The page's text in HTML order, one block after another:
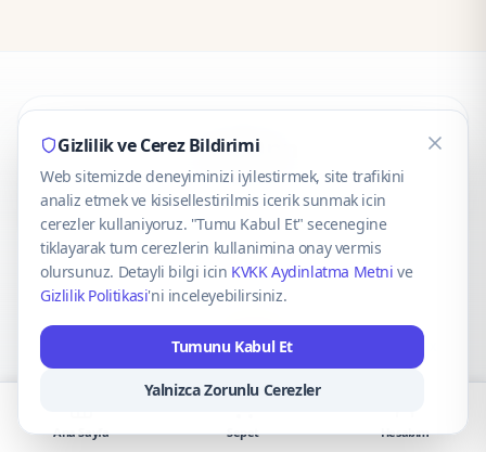
CaseOnn
© 2025 CaseOnn. Tüm hakları saklıdır.
VISA Mastercard
Gizlilik ve Cerez Bildirimi
Web sitemizde deneyiminizi iyilestirmek, site trafikini
analiz etmek ve kisisellestirilmis icerik sunmak icin
cerezler kullaniyoruz. "Tumu Kabul Et" secenegine
tiklayarak tum cerezlerin kullanimina onay vermis
olursunuz. Detayli bilgi icin KVKK Aydinlatma Metni ve
Gizlilik Politikasi'ni inceleyebilirsiniz.
Tumunu Kabul Et
Yalnizca Zorunlu Cerezler
Ana Sayfa Sepet Hesabım